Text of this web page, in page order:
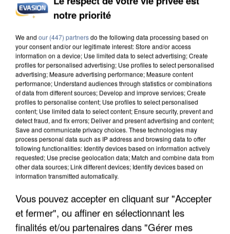
L’UN DES FONDATEURS SUPPOSÉS DE LA DZ
MAFIA INTERPELLÉ EN ALGÉRIE
notre priorité
We and our (447) partnersdo the following data processing based on
your consent and/or our legitimate interest: Store and/or access
information on a device; Use limited data to select advertising; Create
profiles for personalised advertising; Use profiles to select personalised
advertising; Measure advertising performance; Measure content
performance; Understand audiences through statistics or combinations
of data from different sources; Develop and improve services; Create
profiles to personalise content; Use profiles to select personalised
content; Use limited data to select content; Ensure security, prevent and
detect fraud, and fix errors; Deliver and present advertising and content;
Save and communicate privacy choices. These technologies may
process personal data such as IP address and browsing data to offer
following functionalities: Identify devices based on information actively
requested; Use precise geolocation data; Match and combine data from
other data sources; Link different devices; Identify devices based on
information transmitted automatically.
Vous pouvez accepter en cliquant sur "Accepter
et fermer", ou affiner en sélectionnant les
finalités et/ou partenaires dans "Gérer mes